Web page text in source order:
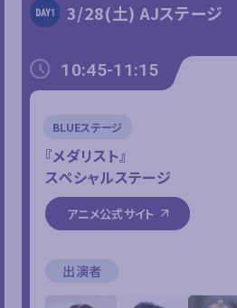
3/28(土) AJステージ
10:45-11:15
BLUEステージ
『メダリスト』
スペシャルステージ
アニメ公式サイト
出演者